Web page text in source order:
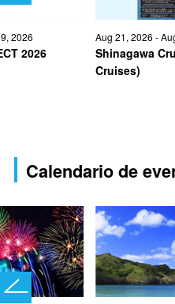
2026
2026
Aug 21, 2026 -
Shinagawa
Cruises)
Calendario de